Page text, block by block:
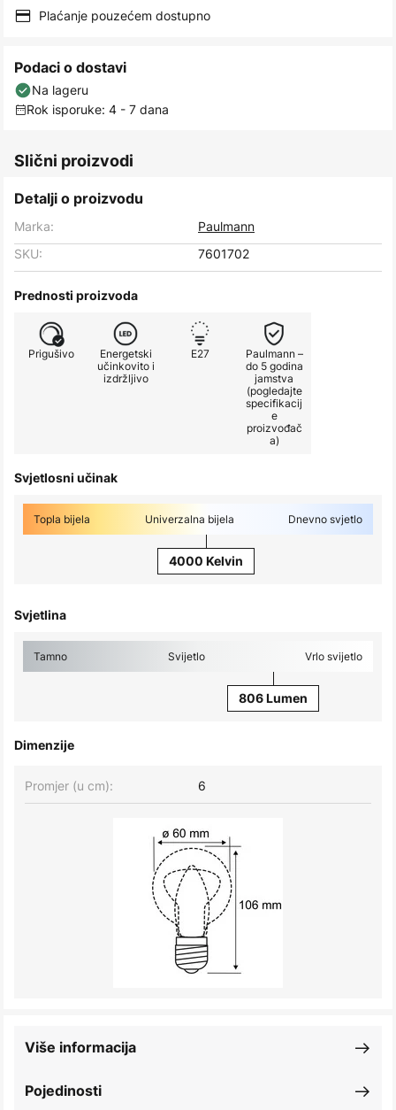
Plaćanje pouzećem dostupno
Podaci o dostavi
Na lageru
Rok isporuke: 4 - 7 dana
Slični proizvodi
Detalji o proizvodu
Marka:
Paulmann
SKU:
7601702
Prednosti proizvoda
Prigušivo
Energetski
učinkovito i
izdržljivo
E27
Paulmann –
do 5 godina
jamstva
(pogledajte
specifikacij
e
proizvođač
a)
Svjetlosni učinak
Topla bijela Univerzalna bijela Dnevno svjetlo
4000 Kelvin
Svjetlina
Tamno Svijetlo Vrlo svijetlo
806 Lumen
Dimenzije
Promjer (u cm): 6
Pojedinosti
Više informacija